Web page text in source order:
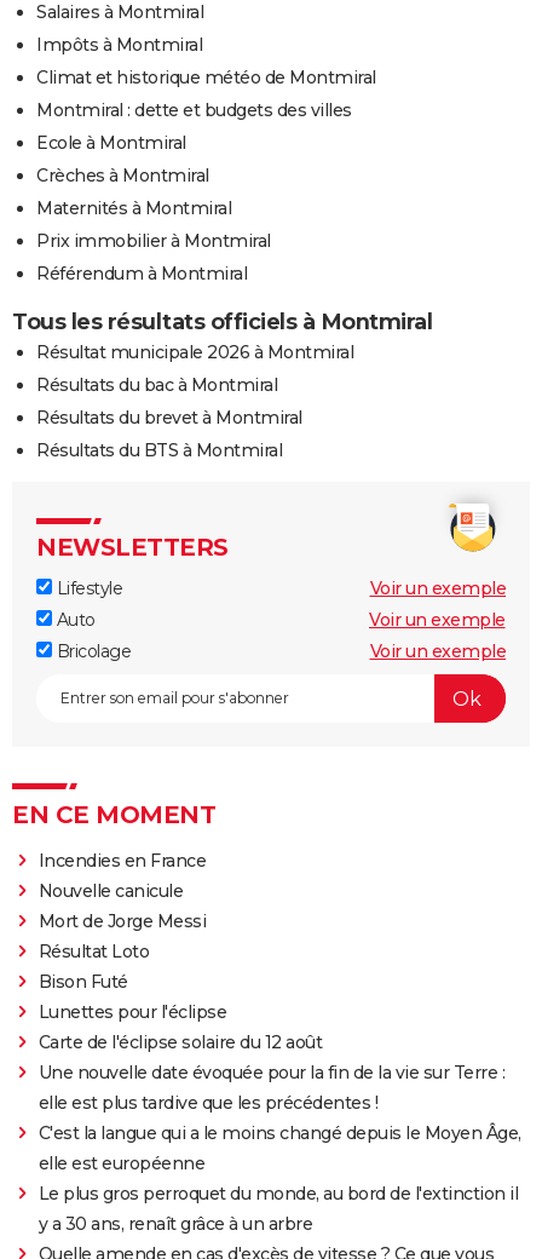
Salaires à Montmiral
Impôts à Montmiral
Climat et historique météo de Montmiral
Montmiral : dette et budgets des villes
Ecole à Montmiral
Crèches à Montmiral
Maternités à Montmiral
Prix immobilier à Montmiral
Référendum à Montmiral
Tous les résultats officiels à Montmiral
Résultat municipale 2026 à Montmiral
Résultats du bac à Montmiral
Résultats du brevet à Montmiral
Résultats du BTS à Montmiral
NEWSLETTERS
Lifestyle
Voir un exemple
Auto
Voir un exemple
Bricolage
Voir un exemple
EN CE MOMENT
Incendies en France
Nouvelle canicule
Mort de Jorge Messi
Résultat Loto
Bison Futé
Lunettes pour l'éclipse
Carte de l'éclipse solaire du 12 août
Une nouvelle date évoquée pour la fin de la vie sur Terre :
elle est plus tardive que les précédentes !
C'est la langue qui a le moins changé depuis le Moyen Âge,
elle est européenne
Le plus gros perroquet du monde, au bord de l'extinction il
y a 30 ans, renaît grâce à un arbre